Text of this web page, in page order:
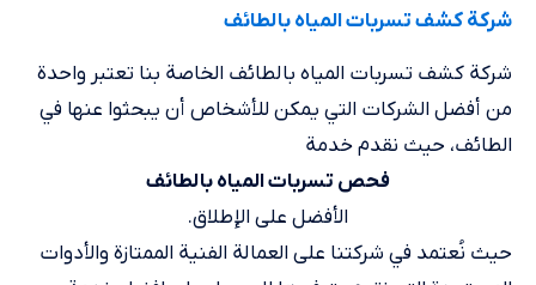
شركة كشف تسربات المياه بالطائف
شركة كشف تسربات المياه بالطائف الخاصة بنا تعتبر واحدة
من أفضل الشركات التي يمكن للأشخاص أن يبحثوا عنها في
الطائف، حيث نقدم خدمة
فحص تسربات المياه بالطائف
الأفضل على الإطلاق.
حيث نُعتمد في شركتنا على العمالة الفنية الممتازة والأدوات